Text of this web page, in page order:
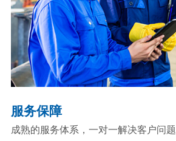
服务保障
成熟的服务体系，一对一解决客户问题